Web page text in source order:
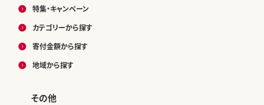
特集・キャンペーン
カテゴリーから探す
寄付金額から探す
地域から探す
その他